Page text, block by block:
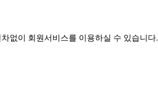
없이 회원서비스를 이용하실 수 있습니다.